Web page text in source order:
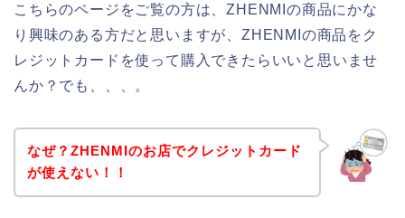
こちらのページをご覧の方は、ZHENMIの商品にかな
り興味のある方だと思いますが、ZHENMIの商品をク
レジットカードを使って購入できたらいいと思いませ
んか？でも、、、。
なぜ？ZHENMIのお店でクレジットカード
が使えない！！